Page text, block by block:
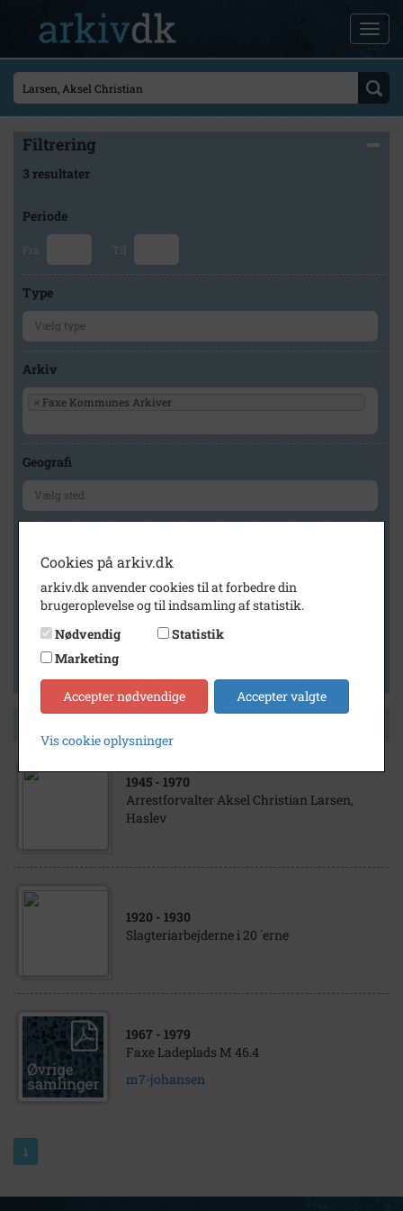
Filtrering
3 resultater
Periode
Fra Til
Type
Arkiv
× Faxe Kommunes Arkiver
Geografi
Vis kun med billeder
Vis kun med filmklip
Vis kun med kilder
1945 - 1970
Arrestforvalter Aksel Christian Larsen,
Haslev
1920 - 1930
Slagteriarbejderne i 20 ´erne
1967 - 1979
Faxe Ladeplads M 46.4
m7-johansen
1
Cookies på arkiv.dk
arkiv.dk anvender cookies til at forbedre din
brugeroplevelse og til indsamling af statistik.
Nødvendig
Statistik
Marketing
Accepter nødvendige Accepter valgte
Vis cookie oplysninger